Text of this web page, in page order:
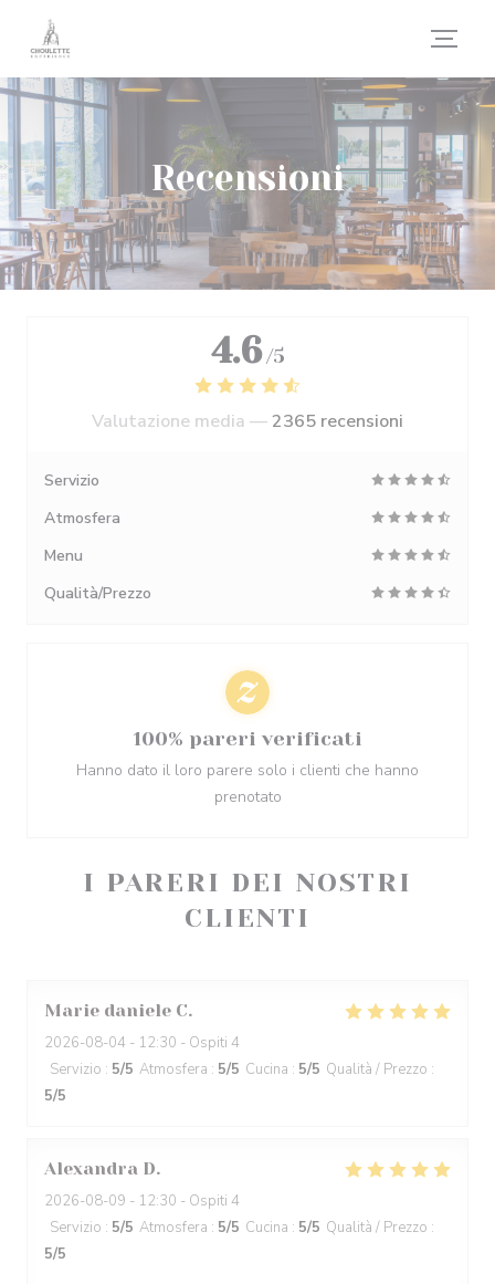
Personalizzazione delle tue scelte sui cookie
Recensioni
I PARERI DEI NOSTRI
CLIENTI
Marie daniele C
2026-08-04 - 12:30 - Ospiti 4
Servizio : 5/5 Atmosfera : 5/5 Cucina : 5/5 Qualità / Prezzo :
5/5
Alexandra D
2026-08-09 - 12:30 - Ospiti 4
Servizio : 5/5 Atmosfera : 5/5 Cucina : 5/5 Qualità / Prezzo :
5/5
4.6 /5
Valutazione media —2365 recensioni
Servizio
Atmosfera
Menu
Qualità/Prezzo
100% pareri verificati
Hanno dato il loro parere solo i clienti che hanno
prenotato